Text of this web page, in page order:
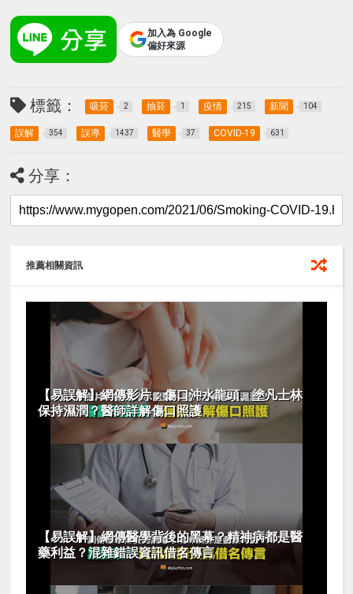
加入為 Google
偏好來源
標籤： 吸菸 2 抽菸 1 疫情 215 新聞 104
誤解 354 誤導 1437 醫學 37 COVID-19 631
分享：
推薦相關資訊
【易誤解】網傳影片：傷口沖水龍頭、塗凡士林
保持濕潤？醫師詳解傷口照護
【易誤解】網傳醫學背後的黑幕？精神病都是醫
藥利益？混雜錯誤資訊借名傳言